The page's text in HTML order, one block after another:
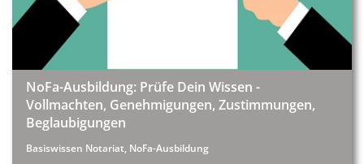
NoFa-Ausbildung: Prüfe Dein Wissen -
Vollmachten, Genehmigungen, Zustimmungen,
Beglaubigungen
Basiswissen Notariat, NoFa-Ausbildung